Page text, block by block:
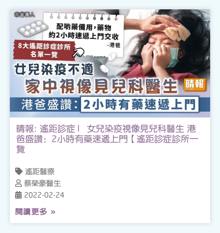
晴報: 遙距診症 ︳女兒染疫視像見兒科醫生 港
爸盛讚：2小時有藥速遞上門【遙距診症診所一
覽
遙距醫療
蔡榮豪醫生
2022-02-24
閱讀更多 »